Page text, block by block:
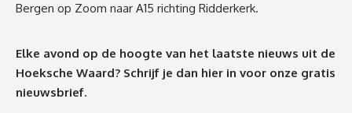
Bergen op Zoom naar A15 richting Ridderkerk.
Elke avond op de hoogte van het laatste nieuws uit de
Hoeksche Waard? Schrijf je dan hier in voor onze gratis
nieuwsbrief.